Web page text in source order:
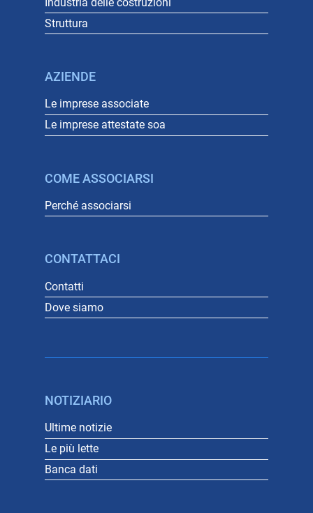
Struttura
AZIENDE
Le imprese associate
Le imprese attestate soa
COME ASSOCIARSI
Perché associarsi
CONTATTACI
Contatti
Dove siamo
NOTIZIARIO
Ultime notizie
Le più lette
Banca dati